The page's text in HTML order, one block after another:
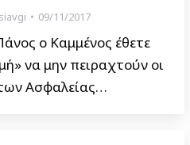
09/11/2017
ο Καμμένος έθετε
να μην πειραχτούν οι
Ασφαλείας…